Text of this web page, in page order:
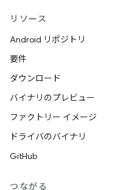
リソース
Android リポジトリ
要件
ダウンロード
バイナリのプレビュー
ファクトリー イメージ
ドライバのバイナリ
GitHub
つながる